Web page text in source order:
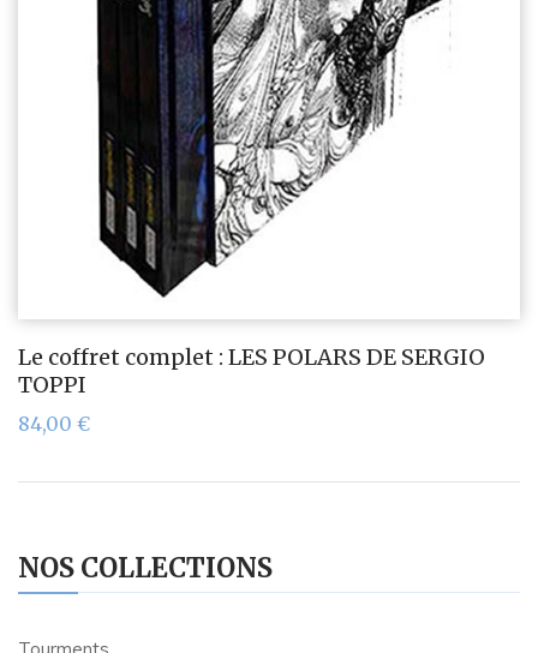
NOS COLLECTIONS
Tourments
Le coffret complet : LES POLARS DE SERGIO
TOPPI
84,00 €